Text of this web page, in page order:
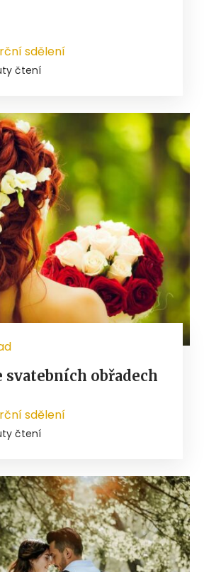
sdělení
čtení
svatebních obřadech
sdělení
čtení